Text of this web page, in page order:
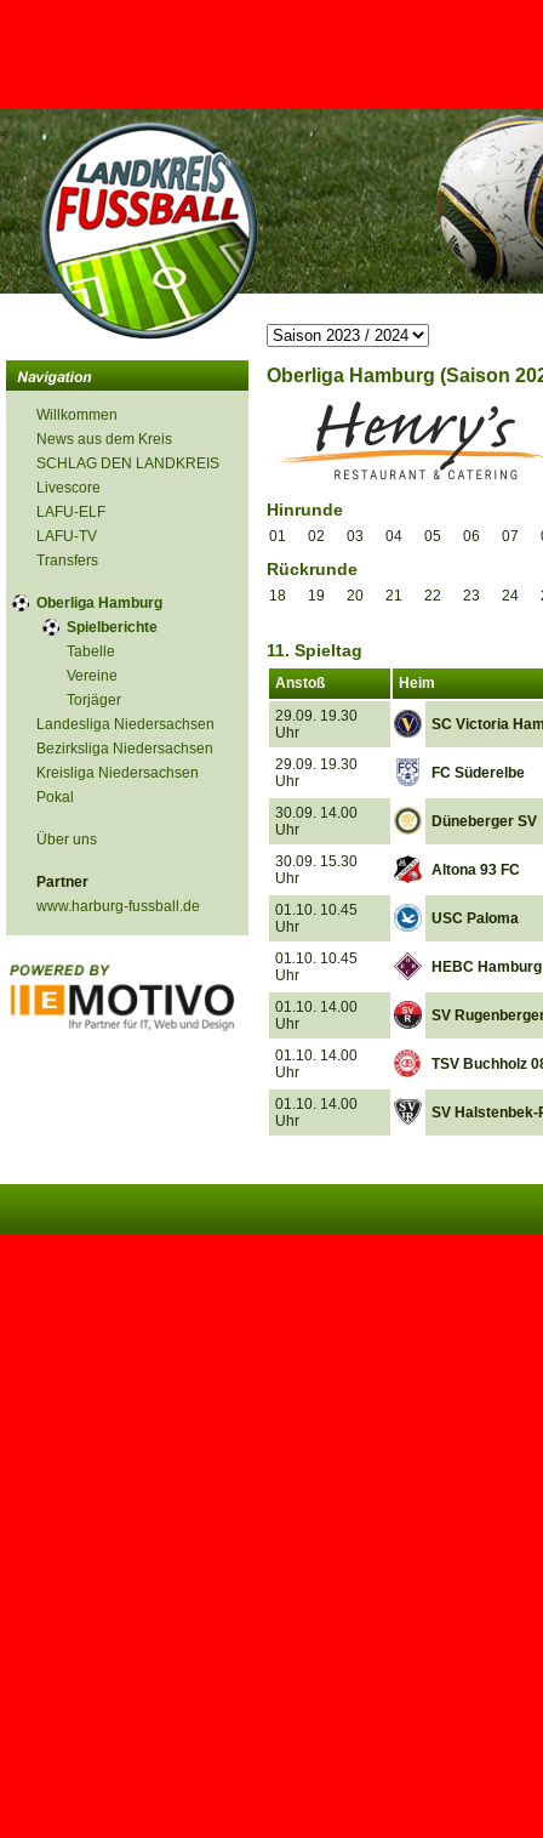
<
Willkommen
News aus dem Kreis
SCHLAG DEN LANDKREIS
Livescore
LAFU-ELF
LAFU-TV
Transfers
Oberliga Hamburg
Spielberichte
Tabelle
Vereine
Torjäger
Landesliga Niedersachsen
Bezirksliga Niedersachsen
Kreisliga Niedersachsen
Pokal
Über uns
Partner
www.harburg-fussball.de
Oberliga Hamburg (Saison
Hinrunde
01 02 03 04 05 06 07
Rückrunde
18 19 20 21 22 23 24
11. Spieltag
Anstoß
Heim
29.09. 19.30
Uhr
SC Victoria
29.09. 19.30
Uhr
FC Süderelbe
30.09. 14.00
Uhr
Düneberger SV
30.09. 15.30
Uhr
Altona 93 FC
01.10. 10.45
Uhr
USC Paloma
01.10. 10.45
Uhr
HEBC Hamburg
01.10. 14.00
Uhr
SV
01.10. 14.00
Uhr
TSV Buchholz
01.10. 14.00
Uhr
SV Halstenbek-